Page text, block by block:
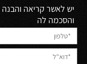
יש לאשר קריאה
והסכמה לה